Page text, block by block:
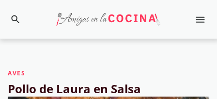
AVES
Pollo de Laura en Salsa